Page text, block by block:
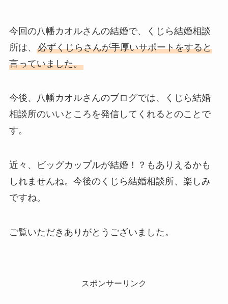
今回の八幡カオルさんの結婚で、くじら結婚相談
所は、 必ずくじらさんが手厚いサポートをすると
言っていました。
今後、八幡カオルさんのブログでは、くじら結婚
相談所のいいところを発信してくれるとのことで
す。
近々、ビッグカップルが結婚！？もありえるかも
しれませんね。今後のくじら結婚相談所、楽しみ
ですね。
ご覧いただきありがとうございました。
スポンサーリンク